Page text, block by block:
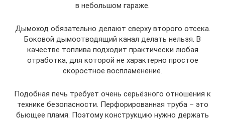
в небольшом гараже.
Дымоход обязательно делают сверху второго отсека.
Боковой дымоотводящий канал делать нельзя. В
качестве топлива подходит практически любая
отработка, для которой не характерно простое
скоростное воспламенение.
Подобная печь требует очень серьёзного отношения к
технике безопасности. Перфорированная труба – это
бьющее пламя. Поэтому конструкцию нужно держать